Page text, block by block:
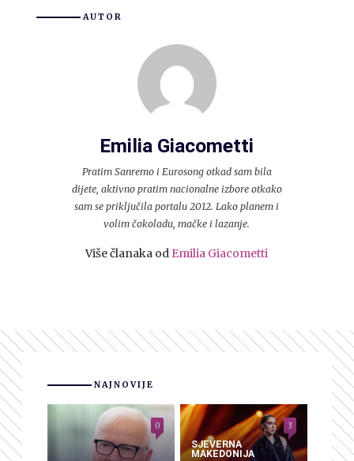
AUTOR
Emilia Giacometti
Pratim Sanremo i Eurosong otkad sam bila
dijete, aktivno pratim nacionalne izbore otkako
sam se priključila portalu 2012. Lako planem i
volim čokoladu, mačke i lazanje.
Više članaka od Emilia Giacometti
NAJNOVIJE
0
SJEVERNA
MAKEDONIJA
3